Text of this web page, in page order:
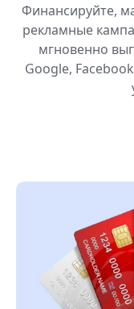
Финансируйте,
рекламные
мгновенно
Google,